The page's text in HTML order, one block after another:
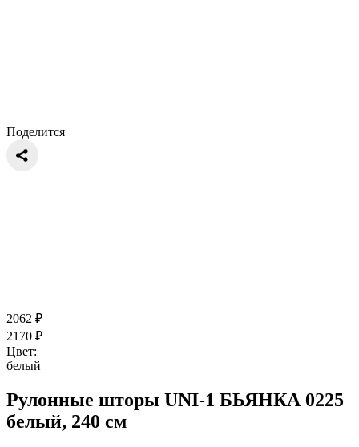
Поделится
2062 ₽
2170 ₽
Цвет:
белый
Рулонные шторы UNI-1 БЬЯНКА 0225
белый, 240 см